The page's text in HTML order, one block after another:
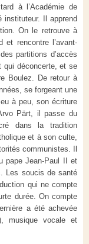
à l’Académie de
instituteur. Il apprend
On le retrouve à
rencontre l’avant-
partitions d’accès
qui déconcerte, et se
Boulez. De retour à
se forgeant une
à peu, son écriture
Pärt, il passe du
dans la tradition
et à son culte,
communistes. Il
pape Jean-Paul II et
Les soucis de santé
qui ne compte
durée. On compte
a été achevée
musique vocale et